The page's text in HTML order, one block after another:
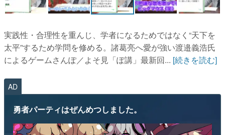
実践性・合理性を重んじ、学者になるためではなく“天下を
太平”するため学問を修める。諸葛亮へ愛が強い渡邉義浩氏
によるゲームさんぽ／よそ見「ぽ講」最新回... [続きを読む]
AD
勇者パーティはぜんめつしました。